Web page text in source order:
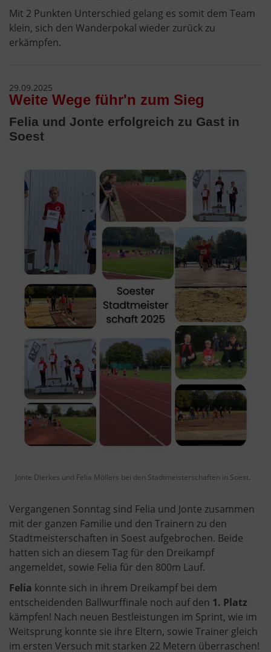
Mit 2 Punkten Unterschied gelang es somit dem Team
klein, sich den Wanderpokal wieder zurück zu
erkämpfen.
29.09.2025
Weite Wege führ'n zum Sieg
Felia und Jonte erfolgreich zu Gast in
Soest
Jonte Dierkes und Felia Möllers bei den Stadtmeisterschaften in Soest.
Vergangenen Sonntag sind Felia und Jonte zusammen
mit der ganzen Familie und den Trainern zu den
Stadtmeisterschaften in Soest aufgebrochen. Beide
hatten sich an diesem Tag für den Dreikampf
angemeldet, sowie Felia für den 800m Lauf.
Felia konnte sich in ihrem Dreikampf bei dem
entscheidenden Ballwurffinale noch auf den 1. Platz
kämpfen! Nach neuen Bestleistungen im Sprint, wie im
Weitsprung konnte sie ihre Eltern, sowie Trainer gleich
im ersten Versuch mit starken 22 Metern überraschen!